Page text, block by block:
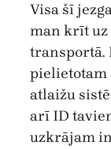
Visa šī
man krīt
transportā.
atlaižu
arī ID
uzkrājam